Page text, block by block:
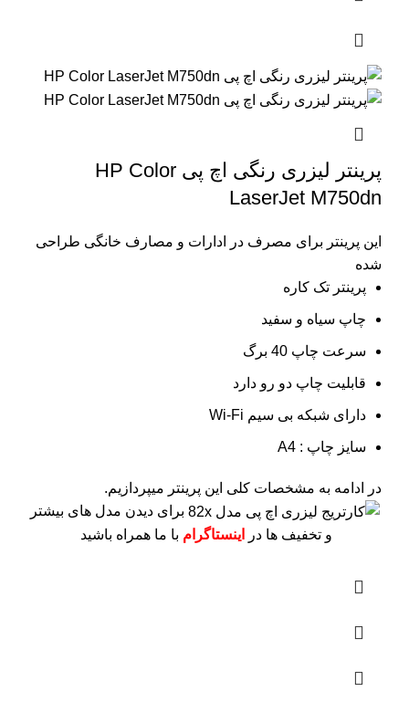
پرینتر لیزری رنگی اچ پی HP Color
LaserJet M750dn
این پرینتر برای مصرف در ادارات و مصارف خانگی طراحی
شده
پرینتر تک کاره
چاپ سیاه و سفید
سرعت چاپ 40 برگ
قابلیت چاپ دو رو دارد
دارای شبکه بی سیم Wi-Fi
سایز چاپ : A4
در ادامه به مشخصات کلی این پرینتر میپردازیم.
برای دیدن مدل های بیشتر
و تخفیف ها در
اینستاگرام با ما همراه باشید